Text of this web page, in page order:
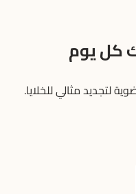
كل يوم
لتجديد مثالي للخلايا.